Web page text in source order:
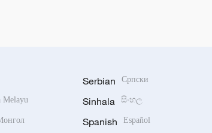
Melayu
Serbian Српски
Sinhala සිංහල
Spanish Español